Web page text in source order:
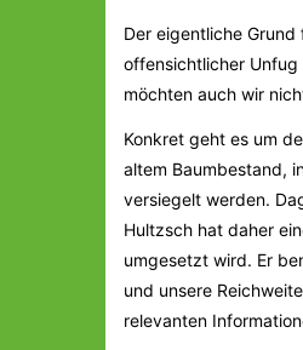
Der eigentliche
offensichtlicher
möchten auch wir
Konkret geht es um
altem Baumbestand,
versiegelt werden.
Hultzsch hat daher
umgesetzt wird. Er
und unsere
relevanten